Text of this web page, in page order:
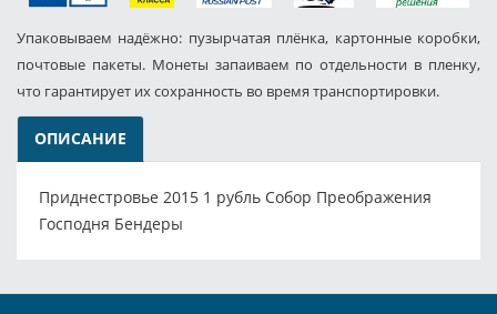
Упаковываем надёжно: пузырчатая плёнка, картонные коробки,
почтовые пакеты. Монеты запаиваем по отдельности в пленку,
что гарантирует их сохранность во время транспортировки.
ОПИСАНИЕ
Приднестровье 2015 1 рубль Собор Преображения
Господня Бендеры